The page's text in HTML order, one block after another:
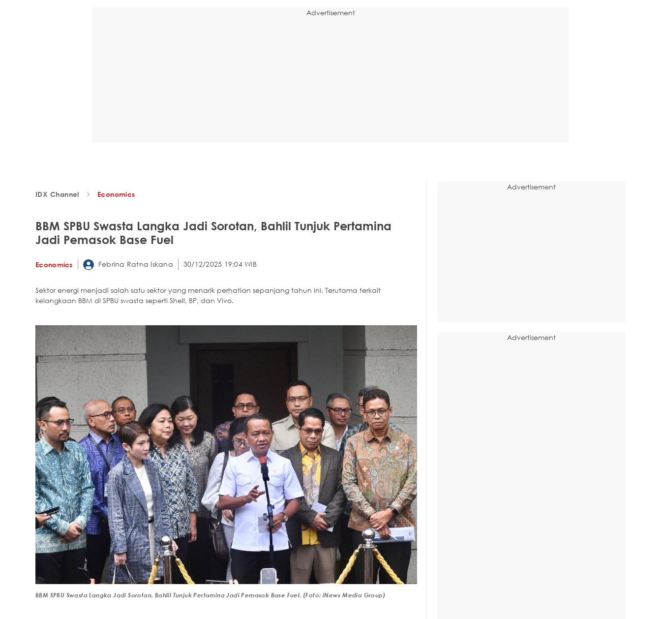
Advertisement
IDX Channel Economics
BBM SPBU Swasta Langka Jadi Sorotan, Bahlil Tunjuk Pertamina
Jadi Pemasok Base Fuel
Economics Febrina Ratna Iskana 30/12/2025 19:04 WIB
Sektor energi menjadi salah satu sektor yang menarik perhatian sepanjang tahun ini. Terutama terkait
kelangkaan BBM di SPBU swasta seperti Shell, BP, dan Vivo.
BBM SPBU Swasta Langka Jadi Sorotan, Bahlil Tunjuk Pertamina Jadi Pemasok Base Fuel. (Foto: iNews Media Group)
Advertisement
Advertisement